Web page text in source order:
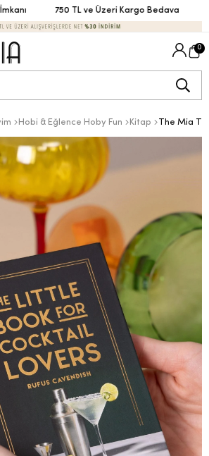
750 TL ve Üzeri Kargo Bedava
0
Hobi & Eğlence Hoby Fun Kitap The Mia